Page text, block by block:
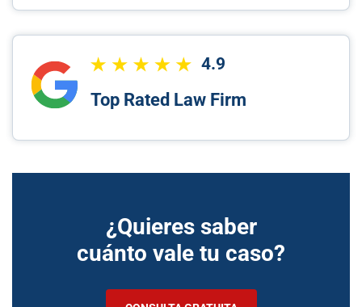
4.9
Top Rated Law Firm
¿Quieres saber
cuánto vale tu caso?